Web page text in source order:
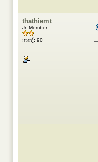
thathiemt
Jr. Member
กระทู้: 90